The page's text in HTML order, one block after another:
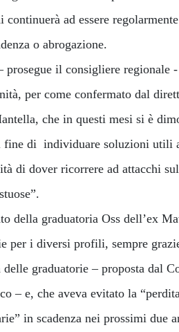
ad essere
o abrogazione.
prosegue il consigliere regionale
per come confermato dal
che in questi mesi si è
di individuare soluzioni utili
di dover ricorrere ad attacchi
della graduatoria Oss dell’ex
per i diversi profili, sempre
graduatorie – proposta dal
– e, che aveva evitato la
in scadenza nei prossimi due